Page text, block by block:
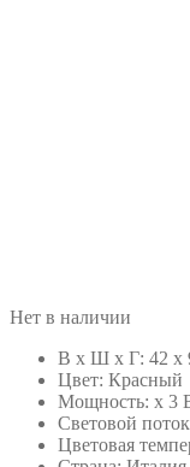
Нет в наличии
В х Ш х Г: 42 x
Цвет: Красный
Мощность: x 3
Световой
Цветовая